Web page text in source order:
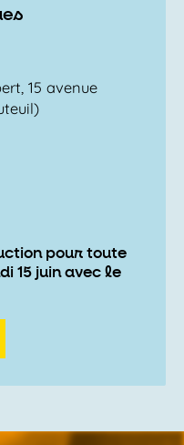
15 avenue
pour toute
15 juin avec le